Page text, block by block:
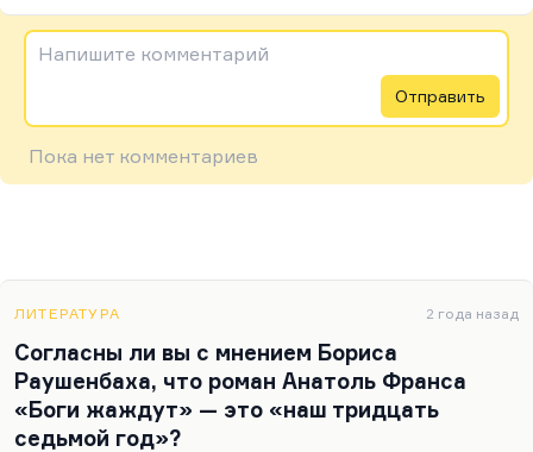
Напишите комментарий
Отправить
Пока нет комментариев
ЛИТЕРАТУРА 2 года назад
Согласны ли вы с мнением Бориса
Раушенбаха, что роман Анатоль Франса
«Боги жаждут» — это «наш тридцать
седьмой год»?